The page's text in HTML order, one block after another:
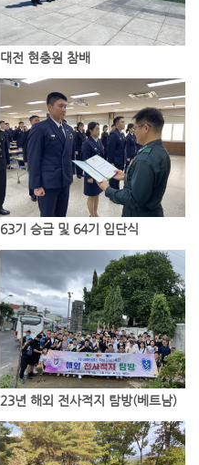
대전 현충원 참배
63기 승급 및 64기 입단식
23년 해외 전사적지 탐방(베트남)